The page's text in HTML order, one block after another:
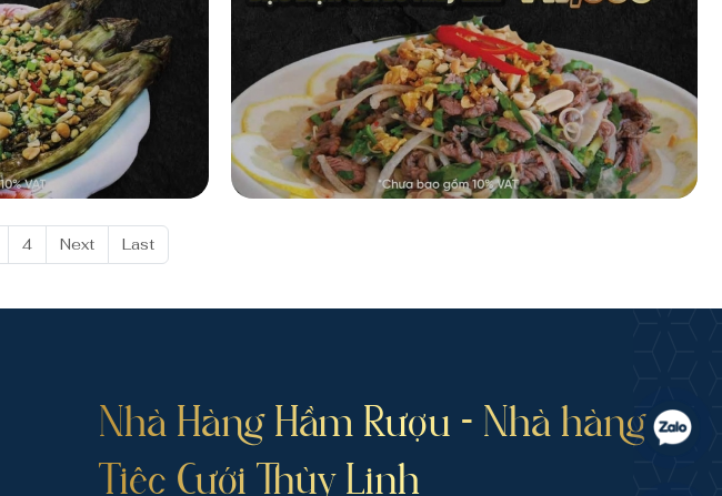
4 Next Last
Nhà Hàng Hầm Rượu - Nhà hàng
Tiệc Cưới Thùy Linh